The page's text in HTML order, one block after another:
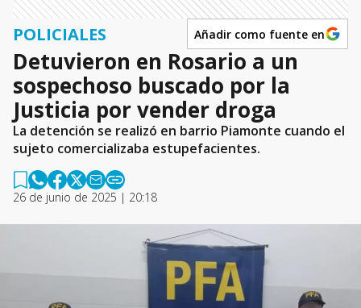
POLICIALES Añadir como fuente en
Detuvieron en Rosario a un
sospechoso buscado por la
Justicia por vender droga
La detención se realizó en barrio Piamonte cuando el
sujeto comercializaba estupefacientes.
26 de junio de 2025 | 20:18